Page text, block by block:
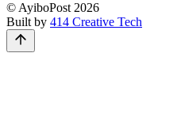
© AyiboPost 2026
Built by 414 Creative Tech